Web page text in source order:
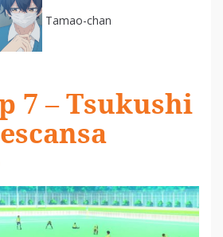
Tamao-chan
7 – Tsukushi